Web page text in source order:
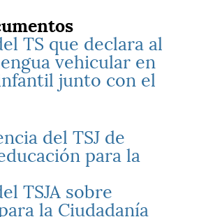
TS que declara al
vehicular en
junto con el
del TSJ de
para la
TSJA sobre
la Ciudadanía